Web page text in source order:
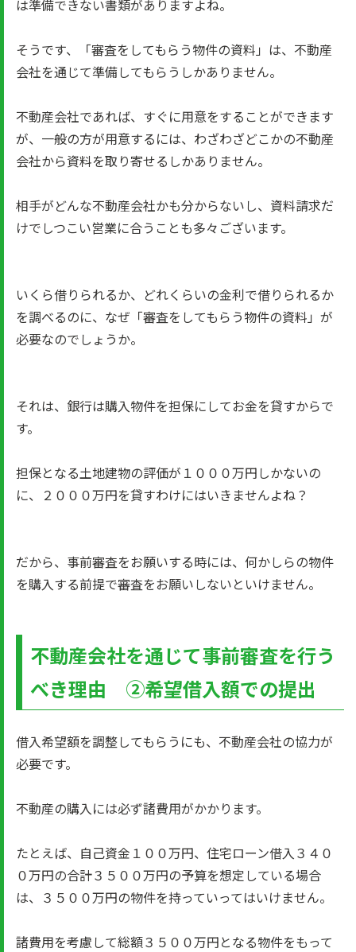
は準備できない書類がありますよね。
そうです、「審査をしてもらう物件の資料」は、不動産
会社を通じて準備してもらうしかありません。
不動産会社であれば、すぐに用意をすることができます
が、一般の方が用意するには、わざわざどこかの不動産
会社から資料を取り寄せるしかありません。
相手がどんな不動産会社かも分からないし、資料請求だ
けでしつこい営業に合うことも多々ございます。
いくら借りられるか、どれくらいの金利で借りられるか
を調べるのに、なぜ「審査をしてもらう物件の資料」が
必要なのでしょうか。
それは、銀行は購入物件を担保にしてお金を貸すからで
す。
担保となる土地建物の評価が１０００万円しかないの
に、２０００万円を貸すわけにはいきませんよね？
だから、事前審査をお願いする時には、何かしらの物件
を購入する前提で審査をお願いしないといけません。
不動産会社を通じて事前審査を行う
べき理由 ②希望借入額での提出
借入希望額を調整してもらうにも、不動産会社の協力が
必要です。
不動産の購入には必ず諸費用がかかります。
たとえば、自己資金１００万円、住宅ローン借入３４０
０万円の合計３５００万円の予算を想定している場合
は、３５００万円の物件を持っていってはいけません。
諸費用を考慮して総額３５００万円となる物件をもって